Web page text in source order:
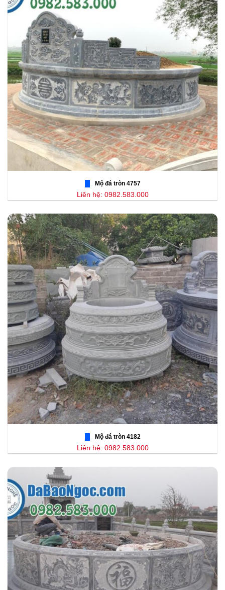
Mộ đá tròn 4757
Liên hệ: 0982.583.000
Mộ đá tròn 4182
Liên hệ: 0982.583.000